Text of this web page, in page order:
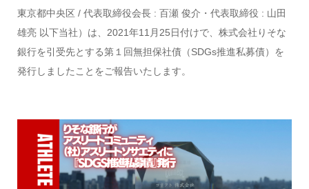
東京都中央区 / 代表取締役会長 : 百瀬 俊介・代表取締役 : 山田
雄亮 以下当社）は、2021年11月25日付けで、株式会社りそな
銀行を引受先とする第１回無担保社債（SDGs推進私募債）を
発行しましたことをご報告いたします。